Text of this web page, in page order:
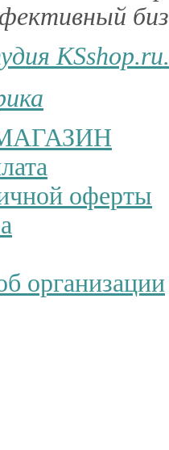
KSshop.ru.
оферты
организации